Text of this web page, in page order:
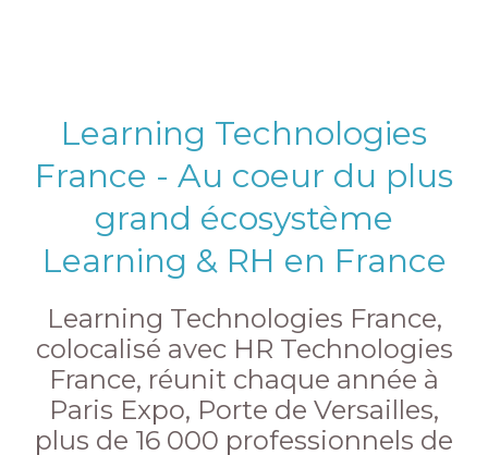
Learning Technologies
France - Au coeur du plus
grand écosystème
Learning & RH en France
Learning Technologies France,
colocalisé avec HR Technologies
France, réunit chaque année à
Paris Expo, Porte de Versailles,
plus de 16 000 professionnels de